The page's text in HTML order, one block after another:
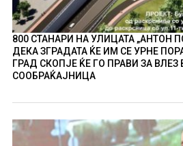
800 СТАНАРИ НА УЛИЦАТА „АНТОН
ДЕКА ЗГРАДАТА ЌЕ ИМ СЕ УРНЕ
ГРАД СКОПЈЕ ЌЕ ГО ПРАВИ ЗА
СООБРАЌАЈНИЦА